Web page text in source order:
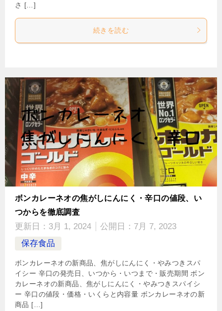
さ […]
続きを読む
ボンカレーネオの焦がしにんにく・辛口の値段、い
つからを徹底調査
更新日： 3月 1, 2024 公開日： 7月 7, 2023
保存食品
ボンカレーネオの新商品、焦がしにんにく・やみつきスパ
イシー 辛口の発売日、いつから・いつまで・販売期間 ボン
カレーネオの新商品、焦がしにんにく・やみつきスパイシ
ー 辛口の値段・価格・いくらと内容量 ボンカレーネオの新
商品 […]